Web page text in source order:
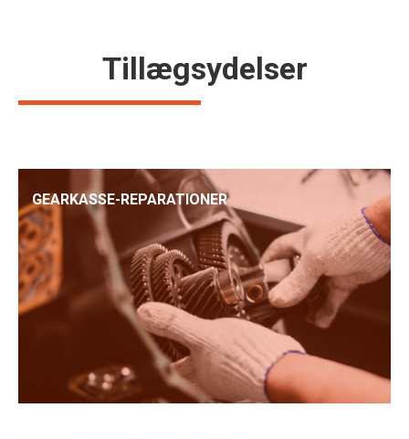
Tillægsydelser
GEARKASSE-REPARATIONER